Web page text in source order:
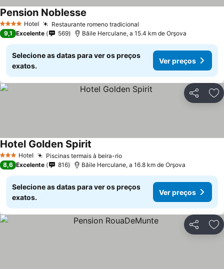
4 EstrelasHotel Restaurante romeno tradicional
Pension Noblesse
9,1 Excelente 569 Băile Herculane, a 15.4 km de Orşova
Selecione as datas para ver os preços
exatos.
Ver preços
Partilhar
3 EstrelasHotel Piscinas termais à beira-rioVer preços
Hotel Golden Spirit
8,6 Excelente 816 Băile Herculane, a 16.8 km de Orşova
Selecione as datas para ver os preços
exatos.
Ver preços
Partilhar